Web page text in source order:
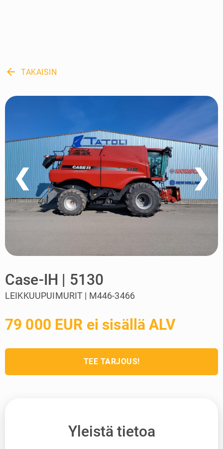
arrow_back TAKAISIN
❮ ❯
Case-IH | 5130
LEIKKUUPUIMURIT | M446-3466
79 000 EUR ei sisällä ALV
TEE TARJOUS!
Yleistä tietoa